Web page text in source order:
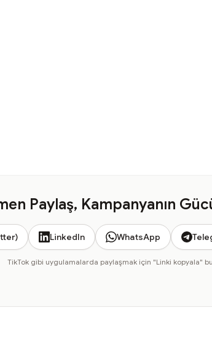
Paylaş, Kampanyanın
LinkedIn WhatsApp
TikTok gibi uygulamalarda paylaşmak için "Linki kopyala"